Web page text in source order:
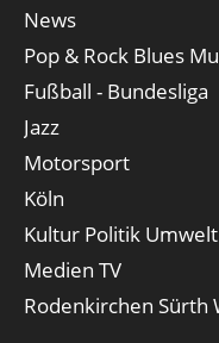
News
Pop & Rock Blues
Fußball - Bundesliga
Jazz
Motorsport
Köln
Kultur Politik Umwelt
Medien TV
Rodenkirchen Sürth